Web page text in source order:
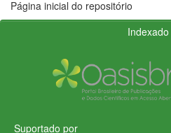
Página inicial do repositório
Suportado por